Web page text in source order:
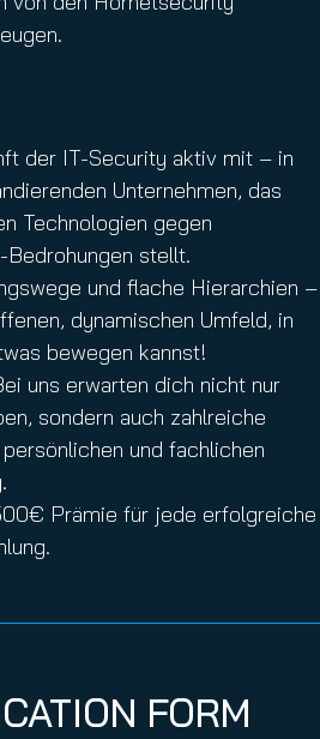
der IT-Security aktiv mit – in
Unternehmen, das
Technologien gegen
stellt.
und flache Hierarchien –
dynamischen Umfeld, in
bewegen kannst!
uns erwarten dich nicht nur
sondern auch zahlreiche
und fachlichen
Prämie für jede erfolgreiche
FORM